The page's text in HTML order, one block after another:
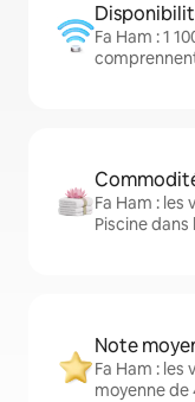
Fa Ham : 1
Fa Ham : les
Piscine
Note
Fa Ham :
moyenne de